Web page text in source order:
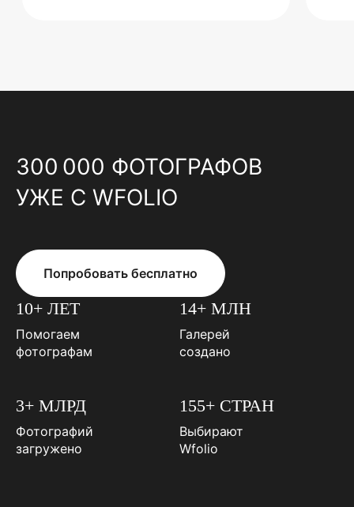
300 000 ФОТОГРАФОВ
УЖЕ С WFOLIO
Попробовать бесплатно
10+ ЛЕТ
Помогаем
фотографам
14+ МЛН
Галерей
создано
3+ МЛРД
Фотографий
загружено
155+ СТРАН
Выбирают
Wfolio